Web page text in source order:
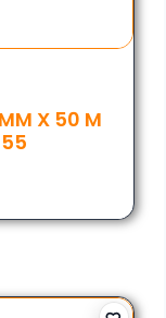
X 50 M